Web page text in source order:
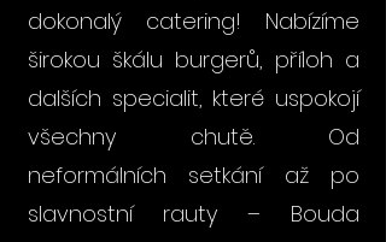
dokonalý catering! Nabízíme
širokou škálu burgerů, příloh a
dalších specialit, které uspokojí
všechny chutě. Od
neformálních setkání až po
slavnostní rauty – Bouda